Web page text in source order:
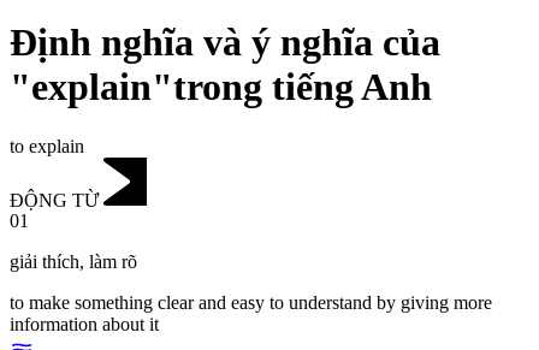
Định nghĩa và ý nghĩa của
"explain"trong tiếng Anh
to explain
ĐỘNG TỪ
01
giải thích, làm rõ
to make something clear and easy to understand by giving more
information about it